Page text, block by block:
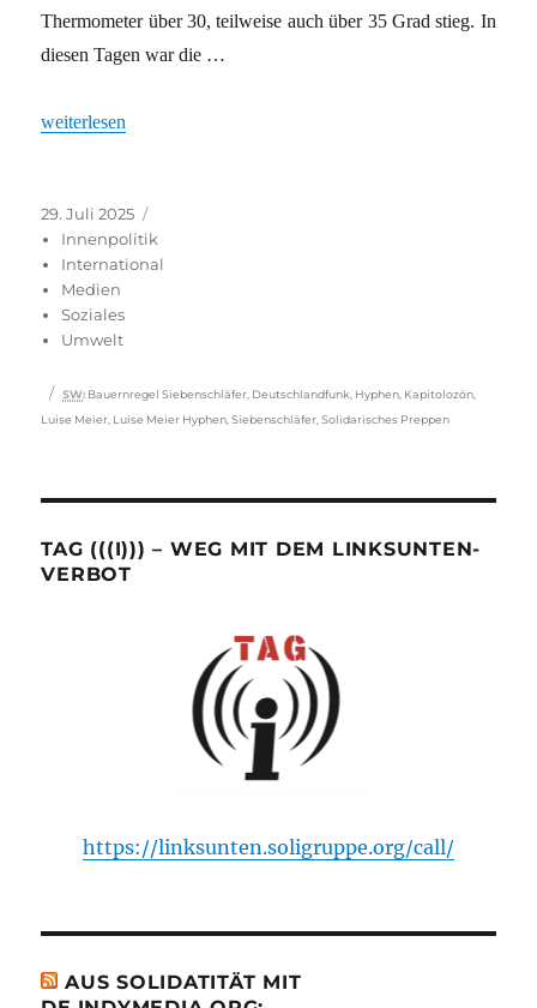
Thermometer über 30, teilweise auch über 35 Grad stieg. In
diesen Tagen war die …
„Wenn eine Sendung über Dürre im Dauerregen stattfindet“
weiterlesen
Veröffentlicht
am
29. Juli 2025
Innenpolitik
International
Medien
Soziales
Umwelt
Schlagwörter
SW: Bauernregel Siebenschläfer Deutschlandfunk Hyphen Kapitolozön
Luise Meier Luise Meier Hyphen ,Siebenschläfer ,Solidarisches Preppen
TAG (((I))) – WEG MIT DEM LINKSUNTEN-
VERBOT
https://linksunten.soligruppe.org/call/
AUS SOLIDATITÄT MIT